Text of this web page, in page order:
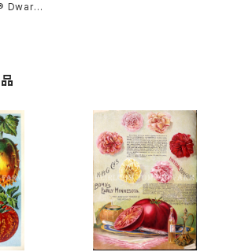
Dwarf
マト・ド